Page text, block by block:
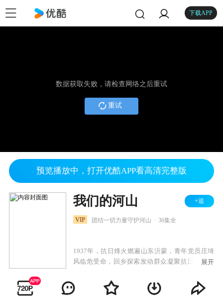
下载APP
数据获取失败，请检查网络之后重试
重试
预览播放中，打开优酷APP看高清完整版
我们的河山 +追
VIP 团结一切力量守护河山 36集全
1937年，抗日烽火燃遍山东沂蒙，青年党员庄埼
风临危受命，回乡探索发动群众凝聚抗日力量之
沙成塔，团结一切可以团结的力量，领悟了“兵民
是胜利之本”的题中之义。在敌后也是抗日的最前
展开